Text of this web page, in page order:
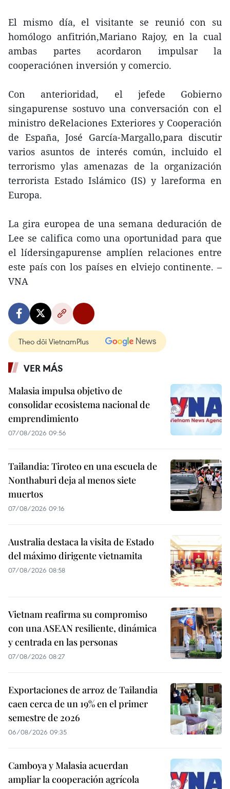
El mismo día, el visitante se reunió con su
homólogo anfitrión,Mariano Rajoy, en la cual
ambas partes acordaron impulsar la
cooperaciónen inversión y comercio.
Con anterioridad, el jefede Gobierno
singapurense sostuvo una conversación con el
ministro deRelaciones Exteriores y Cooperación
de España, José García-Margallo,para discutir
varios asuntos de interés común, incluido el
terrorismo ylas amenazas de la organización
terrorista Estado Islámico (IS) y lareforma en
Europa.
La gira europea de una semana deduración de
Lee se califica como una oportunidad para que
el lídersingapurense amplíen relaciones entre
este país con los países en elviejo continente. –
VNA
Theo dõi VietnamPlus
VER MÁS
Malasia impulsa objetivo de
consolidar ecosistema nacional de
emprendimiento
07/08/2026 09:56
Tailandia: Tiroteo en una escuela de
Nonthaburi deja al menos siete
muertos
07/08/2026 09:16
Australia destaca la visita de Estado
del máximo dirigente vietnamita
07/08/2026 08:58
Vietnam reafirma su compromiso
con una ASEAN resiliente, dinámica
y centrada en las personas
07/08/2026 08:27
Exportaciones de arroz de Tailandia
caen cerca de un 19% en el primer
semestre de 2026
06/08/2026 09:35
Camboya y Malasia acuerdan
ampliar la cooperación agrícola